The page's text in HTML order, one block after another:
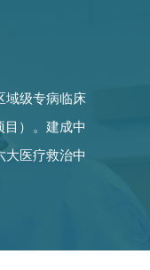
域级专病临床
）。建成中
大医疗救治中